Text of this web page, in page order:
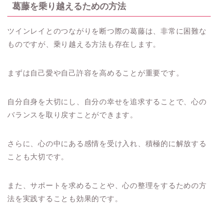
葛藤を乗り越えるための方法
ツインレイとのつながりを断つ際の葛藤は、非常に困難な
ものですが、乗り越える方法も存在します。
まずは自己愛や自己許容を高めることが重要です。
自分自身を大切にし、自分の幸せを追求することで、心の
バランスを取り戻すことができます。
さらに、心の中にある感情を受け入れ、積極的に解放する
ことも大切です。
また、サポートを求めることや、心の整理をするための方
法を実践することも効果的です。